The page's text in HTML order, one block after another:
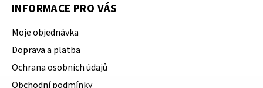
INFORMACE PRO VÁS
Moje objednávka
Doprava a platba
Ochrana osobních údajů
Obchodní podmínky